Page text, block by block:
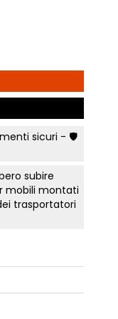
camerette
sicuri - 🛡️
subire
mobili montati
trasportatori